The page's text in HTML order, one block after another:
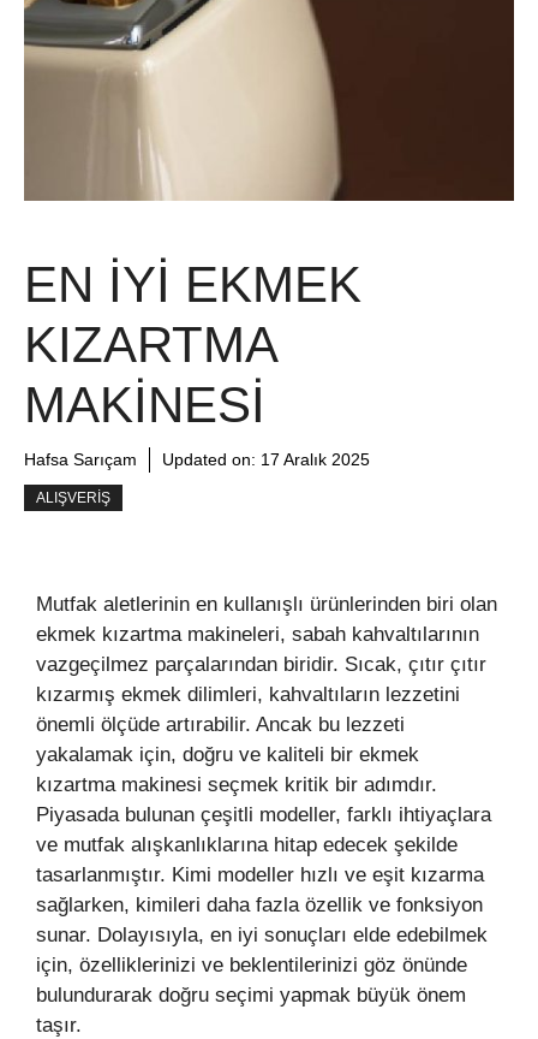
EN İYI EKMEK
KIZARTMA
MAKINESI
Hafsa Sarıçam Updated on: 17 Aralık 2025
ALIŞVERIŞ
Mutfak aletlerinin en kullanışlı ürünlerinden biri olan
ekmek kızartma makineleri, sabah kahvaltılarının
vazgeçilmez parçalarından biridir. Sıcak, çıtır çıtır
kızarmış ekmek dilimleri, kahvaltıların lezzetini
önemli ölçüde artırabilir. Ancak bu lezzeti
yakalamak için, doğru ve kaliteli bir ekmek
kızartma makinesi seçmek kritik bir adımdır.
Piyasada bulunan çeşitli modeller, farklı ihtiyaçlara
ve mutfak alışkanlıklarına hitap edecek şekilde
tasarlanmıştır. Kimi modeller hızlı ve eşit kızarma
sağlarken, kimileri daha fazla özellik ve fonksiyon
sunar. Dolayısıyla, en iyi sonuçları elde edebilmek
için, özelliklerinizi ve beklentilerinizi göz önünde
bulundurarak doğru seçimi yapmak büyük önem
taşır.